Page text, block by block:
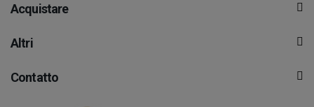
Acquistare
Altri
Contatto